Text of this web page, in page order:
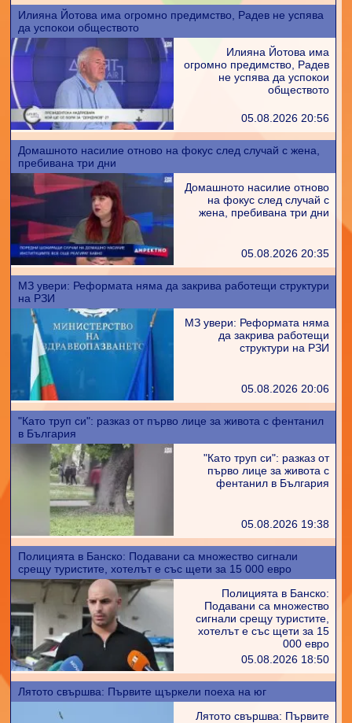
Илияна Йотова има огромно предимство, Радев не успява
да успокои обществото
Илияна Йотова има
огромно предимство, Радев
не успява да успокои
обществото
05.08.2026 20:56
Домашното насилие отново на фокус след случай с жена,
пребивана три дни
Домашното насилие отново
на фокус след случай с
жена, пребивана три дни
05.08.2026 20:35
МЗ увери: Реформата няма да закрива работещи структури
на РЗИ
МЗ увери: Реформата няма
да закрива работещи
структури на РЗИ
05.08.2026 20:06
"Като труп си": разказ от първо лице за живота с фентанил
в България
"Като труп си": разказ от
първо лице за живота с
фентанил в България
05.08.2026 19:38
Полицията в Банско: Подавани са множество сигнали
срещу туристите, хотелът е със щети за 15 000 евро
Полицията в Банско:
Подавани са множество
сигнали срещу туристите,
хотелът е със щети за 15
000 евро
05.08.2026 18:50
Лятото свършва: Първите щъркели поеха на юг
Лятото свършва: Първите